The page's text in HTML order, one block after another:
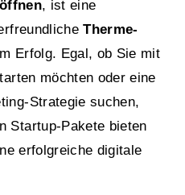
, ist eine
Therme-
Erfolg. Egal, ob Sie mit
möchten oder eine
Strategie suchen,
Startup-Pakete bieten
erfolgreiche digitale